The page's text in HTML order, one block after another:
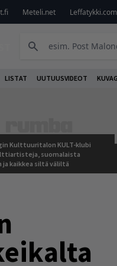
Meteli.net Leffatykki.com
LISTAT UUTUUSVIDEOT
Kulttuuritalon KULT-klubi
suomalaista
ja kaikkea siltä väliltä